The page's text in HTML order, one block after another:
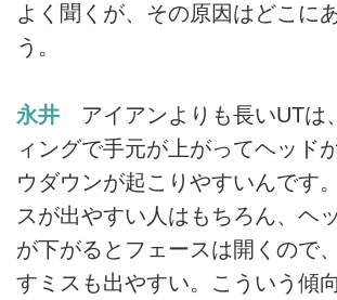
よく聞くが、その原因はどこに
う。
永井 アイアンよりも長いUTは
ィングで手元が上がってヘッド
ウダウンが起こりやすいんです
スが出やすい人はもちろん、ヘ
が下がるとフェースは開くので
すミスも出やすい。こういう傾